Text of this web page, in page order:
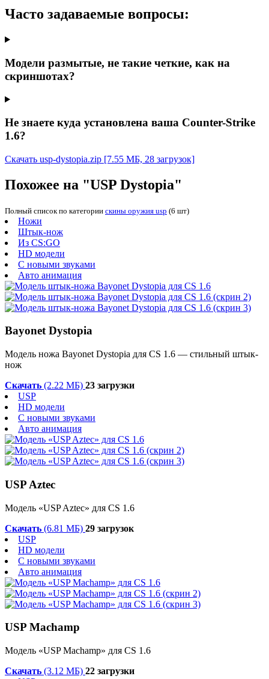
Часто задаваемые вопросы:
Модели размытые, не такие четкие, как на
скриншотах?
Не знаете куда установлена ваша Counter-Strike
1.6?
Скачать usp-dystopia.zip [7.55 МБ, 28 загрузок]
Похожее на "USP Dystopia"
Полный список по категории скины оружия usp (6 шт)
Ножи
Штык-нож
Из CS:GO
HD модели
С новыми звуками
Авто анимация
Bayonet Dystopia
Модель ножа Bayonet Dystopia для CS 1.6 — стильный штык-
нож
Скачать (2.22 МБ) 23 загрузки
USP
HD модели
С новыми звуками
Авто анимация
USP Aztec
Модель «USP Aztec» для CS 1.6
Скачать (6.81 МБ) 29 загрузок
USP
HD модели
С новыми звуками
Авто анимация
USP Machamp
Модель «USP Machamp» для CS 1.6
Скачать (3.12 МБ) 22 загрузки